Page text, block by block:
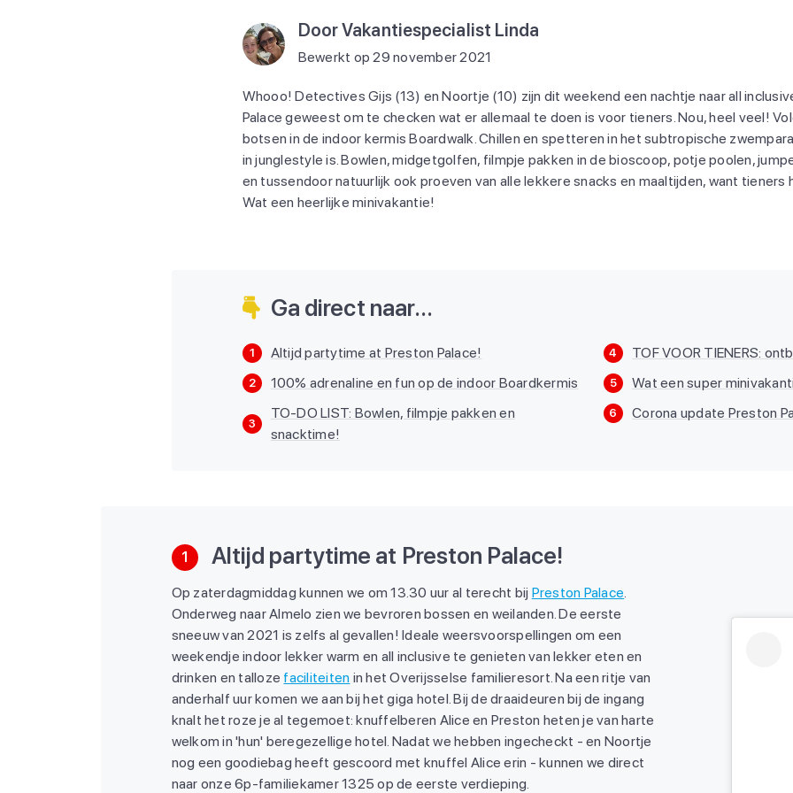
Door Vakantiespecialist Linda
Bewerkt op 29 november 2021
Whooo! Detectives Gijs (13) en Noortje (10) zijn dit weekend een nachtje naar all
Palace geweest om te checken wat er allemaal te doen is voor tieners. Nou, heel veel!
botsen in de indoor kermis Boardwalk. Chillen en spetteren in het subtropische
in junglestyle is. Bowlen, midgetgolfen, filmpje pakken in de bioscoop, potje poolen,
en tussendoor natuurlijk ook proeven van alle lekkere snacks en maaltijden, want tieners
Wat een heerlijke minivakantie!
Ga direct naar...
1 Altijd partytime at Preston Palace!
2 100% adrenaline en fun op de indoor Boardkermis
3
TO-DO LIST: Bowlen, filmpje pakken en
snacktime!
4 TOF VOOR TIENERS:
5 Wat een super
6 Corona update Preston
1 Altijd partytime at Preston Palace!
Op zaterdagmiddag kunnen we om 13.30 uur al terecht bij Preston Palace.
Onderweg naar Almelo zien we bevroren bossen en weilanden. De eerste
sneeuw van 2021 is zelfs al gevallen! Ideale weersvoorspellingen om een
weekendje indoor lekker warm en all inclusive te genieten van lekker eten en
drinken en talloze faciliteiten in het Overijsselse familieresort. Na een ritje van
anderhalf uur komen we aan bij het giga hotel. Bij de draaideuren bij de ingang
knalt het roze je al tegemoet: knuffelberen Alice en Preston heten je van harte
welkom in 'hun' beregezellige hotel. Nadat we hebben ingecheckt - en Noortje
nog een goodiebag heeft gescoord met knuffel Alice erin - kunnen we direct
naar onze 6p-familiekamer 1325 op de eerste verdieping.